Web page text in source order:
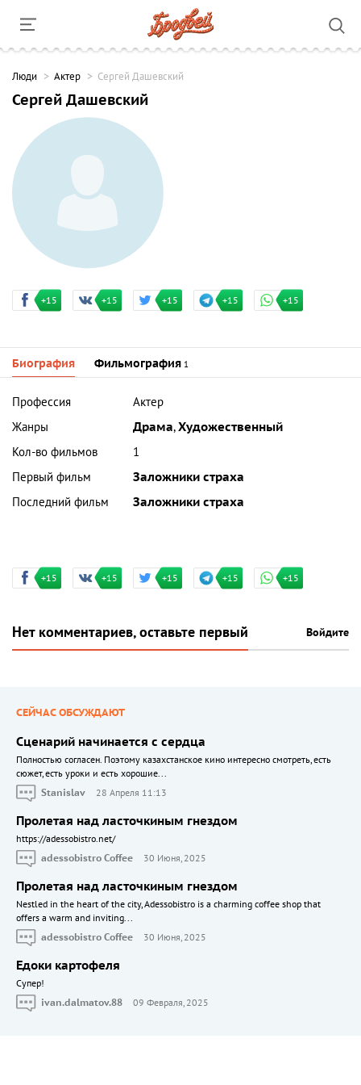
Люди Актер Сергей Дашевский
Сергей Дашевский
+15 +15 +15 +15 +15
Биография Фильмография 1
Профессия
Актер
Жанры
Драма,Художественный
Кол-во фильмов
1
Первый фильм
Заложники страха
Последний фильм
Заложники страха
+15 +15 +15 +15 +15
Нет комментариев, оставьте первый Войдите
СЕЙЧАС ОБСУЖДАЮТ
Сценарий начинается с сердца
Полностью согласен. Поэтому казахстанское кино интересно смотреть, есть
сюжет, есть уроки и есть хорошие...
Stanislav
28 Апреля 11:13
Пролетая над ласточкиным гнездом
https://adessobistro.net/
adessobistro Coffee
30 Июня, 2025
Пролетая над ласточкиным гнездом
Nestled in the heart of the city, Adessobistro is a charming coffee shop that
offers a warm and inviting...
adessobistro Coffee
30 Июня, 2025
Едоки картофеля
Cупер!
ivan.dalmatov.88
09 Февраля, 2025